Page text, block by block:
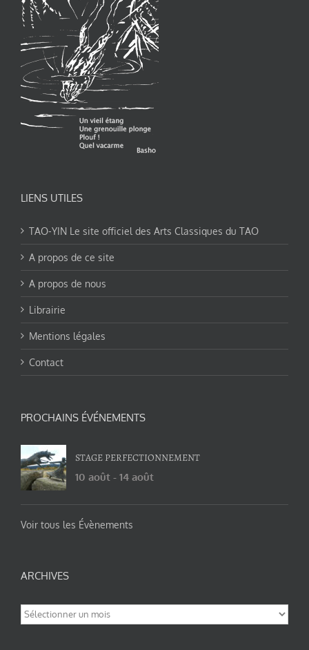
LIENS UTILES
TAO-YIN Le site officiel des Arts Classiques du TAO
A propos de ce site
A propos de nous
Librairie
Mentions légales
Contact
PROCHAINS ÉVÉNEMENTS
STAGE PERFECTIONNEMENT
10 août - 14 août
Voir tous les Évènements
ARCHIVES
Archives